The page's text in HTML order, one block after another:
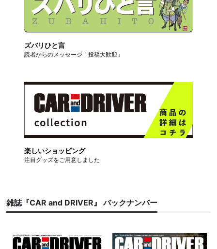
ズバリひと言
読者からのメッセージ「投稿大歓迎」
楽しいショッピング
注目グッズをご用意しました
雑誌『CAR and DRIVER』 バックナンバー